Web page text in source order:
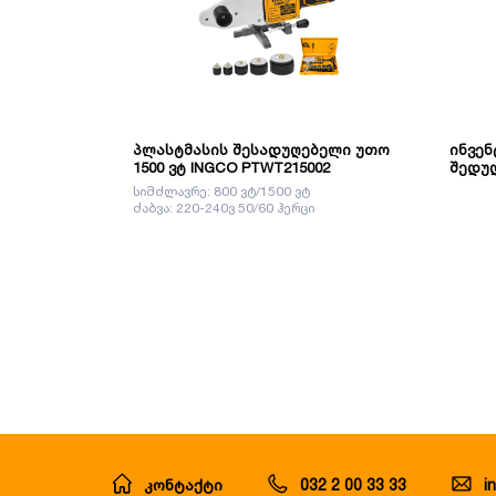
პლასტმასის შესადუღებელი უთო
1500 ვტ INGCO PTWT215002
სიმძლავრე: 800 ვტ/1500 ვტ
ძაბვა: 220-240ვ 50/60 ჰერცი
კონტაქტი 032 2 00 33 33